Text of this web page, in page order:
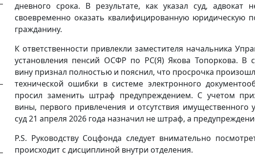
дневного срока. В результате, как указал суд, адвокат
своевременно оказать квалифицированную юридическую
гражданину.
К ответственности привлекли заместителя начальника
установления пенсий ОСФР по РС(Я) Якова Топоркова. В
вину признал полностью и пояснил, что просрочка
технической ошибки в системе электронного
просил заменить штраф предупреждением. С учетом
вины, первого привлечения и отсутствия имущественного
суд 21 апреля 2026 года назначил не штраф, а
P.S. Руководству Соцфонда следует внимательно
происходит с дисциплиной внутри отделения.